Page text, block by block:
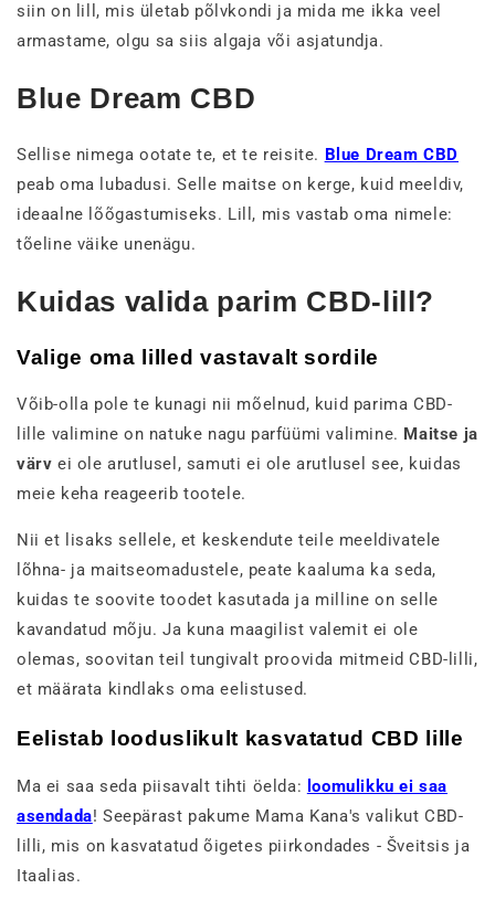
siin on lill, mis ületab põlvkondi ja mida me ikka veel
armastame, olgu sa siis algaja või asjatundja.
Blue Dream CBD
Sellise nimega ootate te, et te reisite. Blue Dream CBD
peab oma lubadusi. Selle maitse on kerge, kuid meeldiv,
ideaalne lõõgastumiseks. Lill, mis vastab oma nimele:
tõeline väike unenägu.
Kuidas valida parim CBD-lill?
Valige oma lilled vastavalt sordile
Võib-olla pole te kunagi nii mõelnud, kuid parima CBD-
lille valimine on natuke nagu parfüümi valimine. Maitse ja
värv ei ole arutlusel, samuti ei ole arutlusel see, kuidas
meie keha reageerib tootele.
Nii et lisaks sellele, et keskendute teile meeldivatele
lõhna- ja maitseomadustele, peate kaaluma ka seda,
kuidas te soovite toodet kasutada ja milline on selle
kavandatud mõju. Ja kuna maagilist valemit ei ole
olemas, soovitan teil tungivalt proovida mitmeid CBD-lilli,
et määrata kindlaks oma eelistused.
Eelistab looduslikult kasvatatud CBD lille
Ma ei saa seda piisavalt tihti öelda: loomulikku ei saa
asendada! Seepärast pakume Mama Kana's valikut CBD-
lilli, mis on kasvatatud õigetes piirkondades - Šveitsis ja
Itaalias.